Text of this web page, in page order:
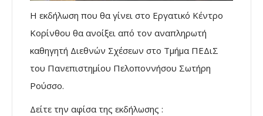
Η εκδήλωση που θα γίνει στο Εργατικό Κέντρο
Κορίνθου θα ανοίξει από τον αναπληρωτή
καθηγητή Διεθνών Σχέσεων στο Τμήμα ΠΕΔιΣ
του Πανεπιστημίου Πελοποννήσου Σωτήρη
Ρούσσο.
Δείτε την αφίσα της εκδήλωσης :